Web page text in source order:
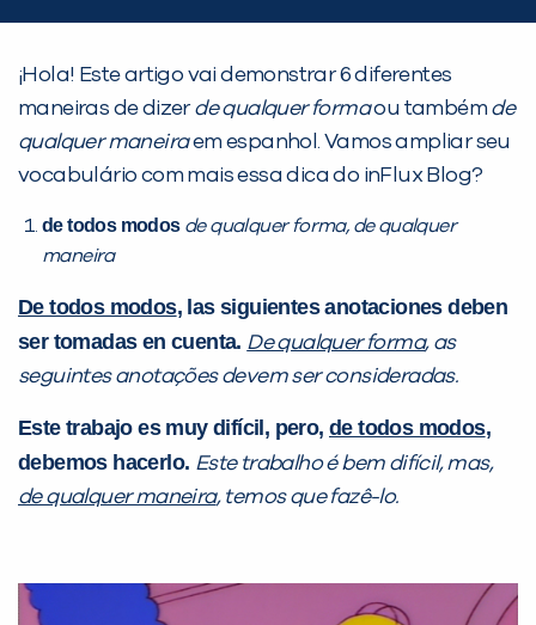
¡Hola! Este artigo vai demonstrar 6 diferentes
maneiras de dizerde qualquer formaou também de
qualquer maneiraem espanhol. Vamos ampliar seu
vocabulário com mais essa dica do inFlux Blog?
de todos modos de qualquer forma, de qualquer
maneira
De todos modos, las siguientes anotaciones deben
ser tomadas en cuenta. De qualquer forma, as
seguintes anotações devem ser consideradas.
Este trabajo es muy difícil, pero, de todos modos,
debemos hacerlo. Este trabalho é bem difícil, mas,
de qualquer maneira, temos que fazê-lo.
PEÇA UMA DEMONSTRAÇÃO DE MÉTODO
Desculpe!
Não encontramos nenhuma unidade
inFlux nesta cidade ou bairro que
você digitou.